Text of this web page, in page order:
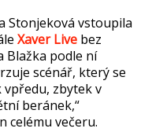
Stonjeková vstoupila
Xaver Live bez
Blažka podle ní
scénář, který se
vpředu, zbytek v
beránek,“
celému večeru.